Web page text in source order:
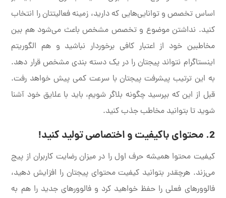
اساس تخصص و توانایی‌هایی که دارید، زمینه فعالیتتان را انتخاب
کنید. نداشتن موضوع و تخصص مشخص باعث می‌شود هم بین
مخاطبین خود از اعتبار کافی برخوردار نباشید و هم الگوریتم
اینستاگرام نتواند پیجتان را در یک دسته بندی مشخص قرار دهد.
به این ترتیب پیشرفت پیجتان با سرعت کمی پیش خواهد رفت.
قبل از این که بپرسید چگونه بلاگر شویم، باید با علایق خود آشنا
شوید تا بتوانید مخاطب جذب کنید.
2. محتوای باکیفیت و اختصاصی تولید کنید!
کیفیت محتوا همیشه حرف اول را در میزان رضایت کاربران از پیج
می‌زند. هرچقدر بتوانید کیفیت محتوای پیجتان را افزایش دهید،
فالوورهای فعلی را حفظ خواهید کرد و فالوورهای جدید را هم به